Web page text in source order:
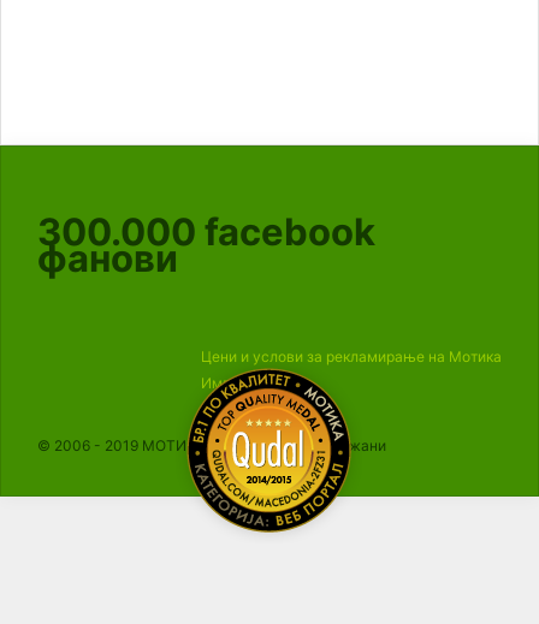
300.000 facebook
фанови
Цени и услови за рекламирање на Мотика
Импресум
© 2006 - 2019 МОТИКА, Сите права се задржани